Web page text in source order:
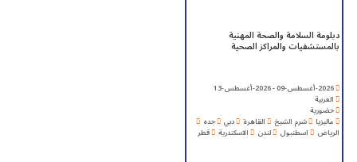
دبلومة السلامة والصحة المهنية
بالمستشفيات والمراكز الصحية
2026-أغسطس-09 - 2026-أغسطس-13
العربية
حضورية
ماليزيا شرم الشيخ القاهرة دبي جده
الرياض اسطنبول لندن الاسكندرية قطر